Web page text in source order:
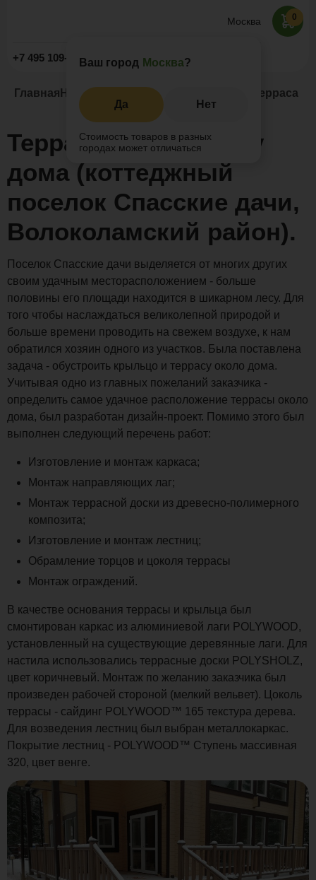
Москва
Ваш город Москва?
Да Нет
Стоимость товаров в разных
городах может отличаться
+7 495 109-52-09 Заказать звонок
0
Главная Наши проекты Открытые террасы Терраса
Терраса и крыльцо у
дома (коттеджный
поселок Спасские дачи,
Волоколамский район).
Поселок Спасские дачи выделяется от многих других
своим удачным месторасположением - больше
половины его площади находится в шикарном лесу. Для
того чтобы наслаждаться великолепной природой и
больше времени проводить на свежем воздухе, к нам
обратился хозяин одного из участков. Была поставлена
задача - обустроить крыльцо и террасу около дома.
Учитывая одно из главных пожеланий заказчика -
определить самое удачное расположение террасы около
дома, был разработан дизайн-проект. Помимо этого был
выполнен следующий перечень работ:
Изготовление и монтаж каркаса;
Монтаж направляющих лаг;
Монтаж террасной доски из древесно-полимерного
композита;
Изготовление и монтаж лестниц;
Обрамление торцов и цоколя террасы
Монтаж ограждений.
В качестве основания террасы и крыльца был
смонтирован каркас из алюминиевой лаги POLYWOOD,
установленный на существующие деревянные лаги. Для
настила использовались террасные доски POLYSHOLZ,
цвет коричневый. Монтаж по желанию заказчика был
произведен рабочей стороной (мелкий вельвет). Цоколь
террасы - сайдинг POLYWOOD™ 165 текстура дерева.
Для возведения лестниц был выбран металлокаркас.
Покрытие лестниц - POLYWOOD™ Ступень массивная
320, цвет венге.